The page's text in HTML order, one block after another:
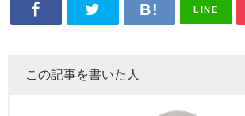
LINE
この記事を書いた人